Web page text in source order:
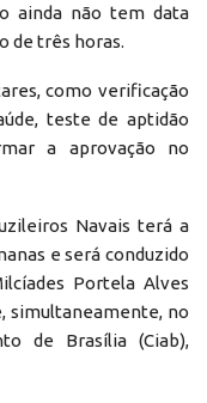
ainda não tem data
de três horas.
como verificação
teste de aptidão
a aprovação no
Navais terá a
e será conduzido
Portela Alves
simultaneamente, no
de Brasília (Ciab),